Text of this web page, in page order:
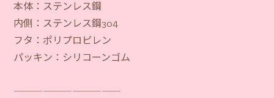
本体：ステンレス鋼
内側：ステンレス鋼304
フタ：ポリプロピレン
パッキン：シリコーンゴム
―――――――――――